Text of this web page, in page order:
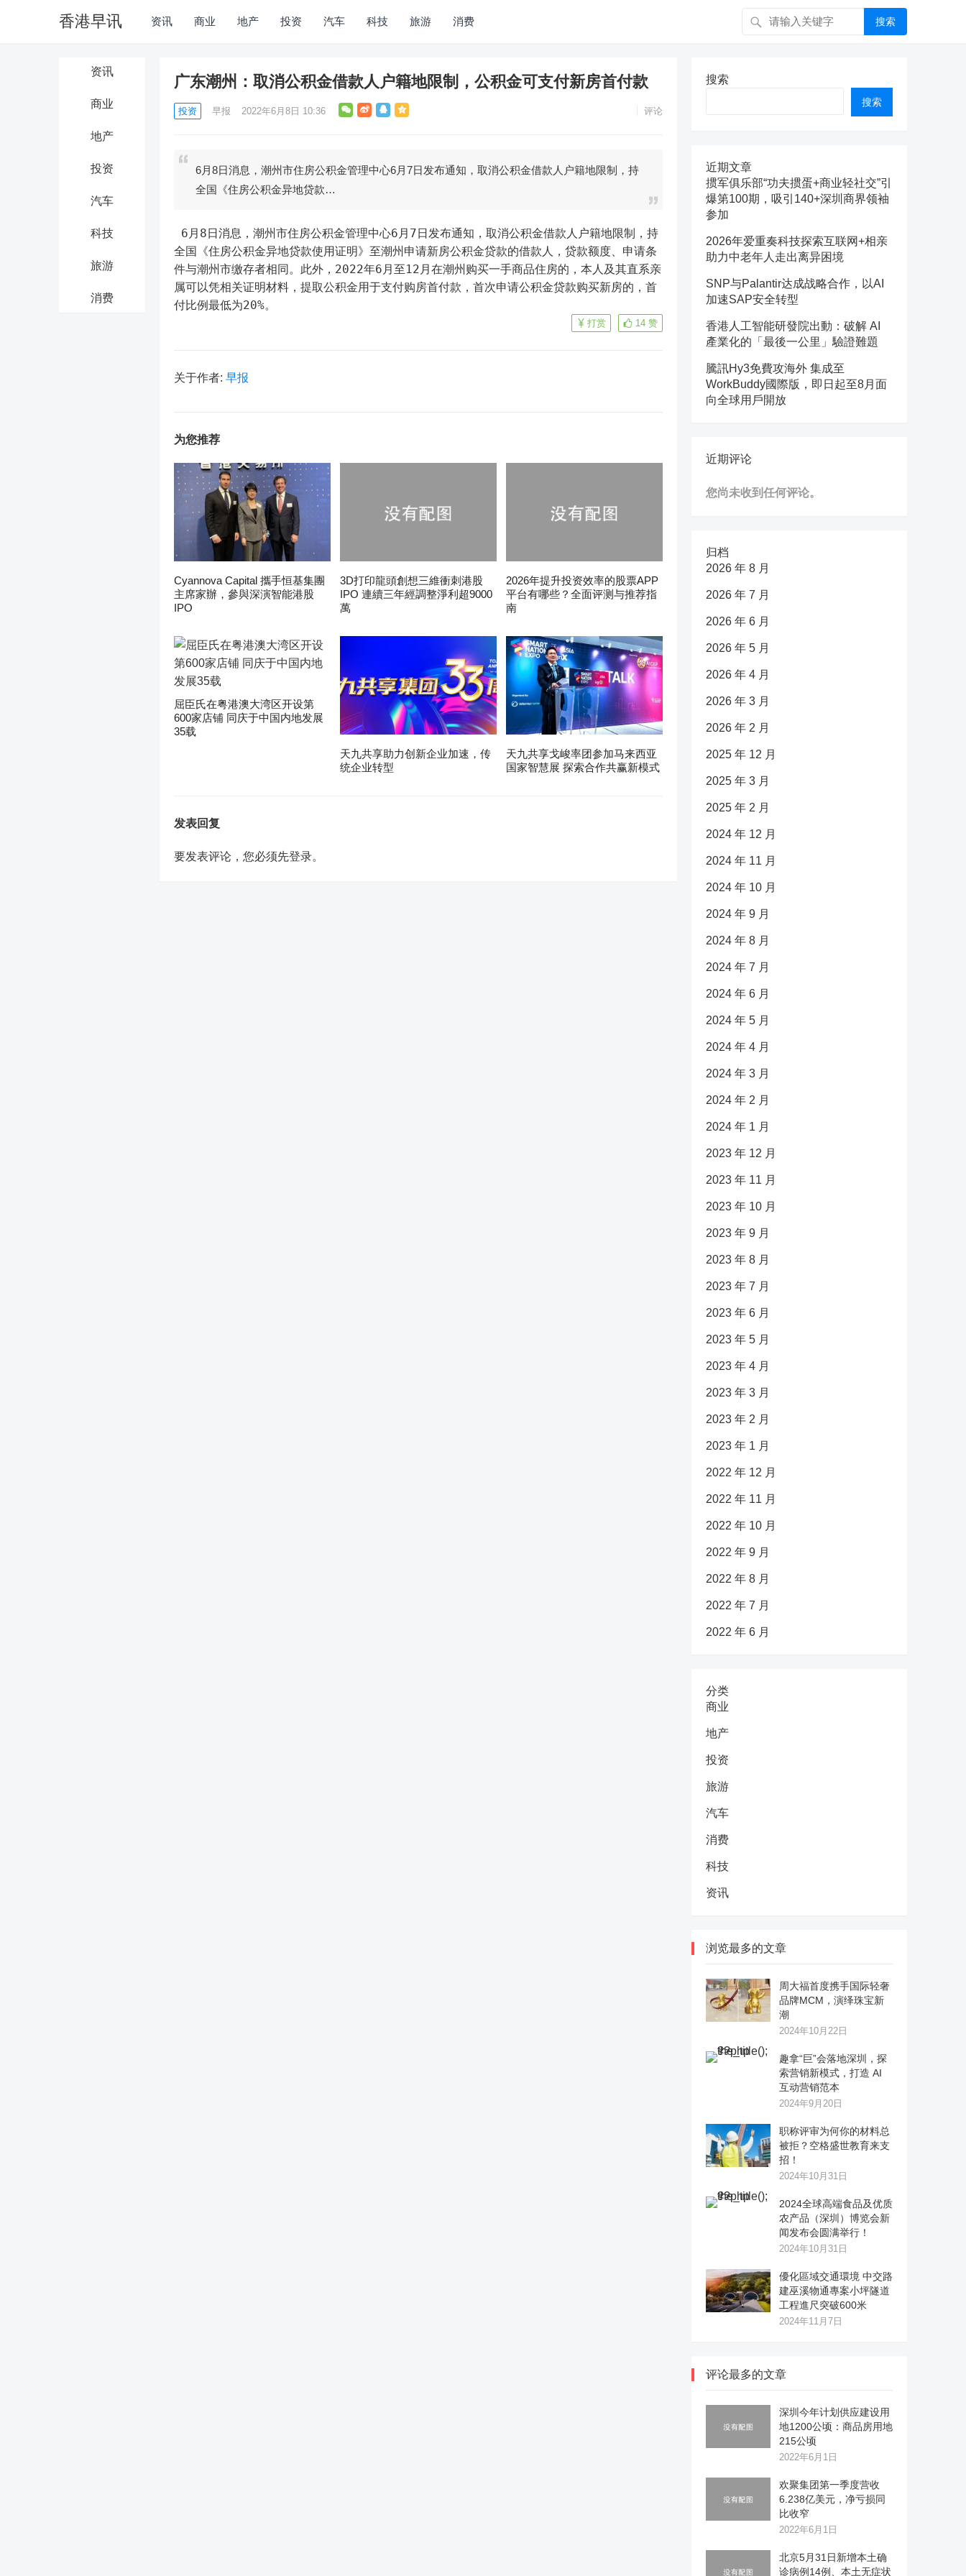
香港早讯 资讯 商业 地产 投资 汽车 科技 旅游 消费 搜索
资讯
商业
地产
投资
汽车
科技
旅游
消费
广东潮州：取消公积金借款人户籍地限制，公积金可支付新房首付款
投资 早报 2022年6月8日 10:36 评论
6月8日消息，潮州市住房公积金管理中心6月7日发布通知，取消公积金借款人户籍地限制，持
全国《住房公积金异地贷款…
全国《住房公积金异地贷款使用证明》至潮州申请新房公积金贷款的借款人，贷款额度、申请条
件与潮州市缴存者相同。此外，2022年6月至12月在潮州购买一手商品住房的，本人及其直系亲
属可以凭相关证明材料，提取公积金用于支付购房首付款，首次申请公积金贷款购买新房的，首
付比例最低为20%。
14 赞
打赏
关于作者: 早报
为您推荐
Cyannova Capital 攜手恒基集團
主席家辦，參與深演智能港股
IPO
3D打印龍頭創想三維衝刺港股
IPO 連續三年經調整淨利超9000
萬
2026年提升投资效率的股票APP
平台有哪些？全面评测与推荐指
南
屈臣氏在粤港澳大湾区开设第
600家店铺 同庆于中国内地发展
35载
天九共享助力创新企业加速，传
统企业转型
天九共享戈峻率团参加马来西亚
国家智慧展 探索合作共赢新模式
发表回复
要发表评论，您必须先登录。
搜索
搜索
近期文章
掼军俱乐部“功夫掼蛋+商业轻社交”引
爆第100期，吸引140+深圳商界领袖
参加
2026年爱重奏科技探索互联网+相亲
助力中老年人走出离异困境
SNP与Palantir达成战略合作，以AI
加速SAP安全转型
香港人工智能研發院出動：破解 AI
產業化的「最後一公里」驗證難題
騰訊Hy3免費攻海外 集成至
WorkBuddy國際版，即日起至8月面
向全球用戶開放
近期评论
您尚未收到任何评论。
归档
2026 年 8 月
2026 年 7 月
2026 年 6 月
2026 年 5 月
2026 年 4 月
2026 年 3 月
2026 年 2 月
2025 年 12 月
2025 年 3 月
2025 年 2 月
2024 年 12 月
2024 年 11 月
2024 年 10 月
2024 年 9 月
2024 年 8 月
2024 年 7 月
2024 年 6 月
2024 年 5 月
2024 年 4 月
2024 年 3 月
2024 年 2 月
2024 年 1 月
2023 年 12 月
2023 年 11 月
2023 年 10 月
2023 年 9 月
2023 年 8 月
2023 年 7 月
2023 年 6 月
2023 年 5 月
2023 年 4 月
2023 年 3 月
2023 年 2 月
2023 年 1 月
2022 年 12 月
2022 年 11 月
2022 年 10 月
2022 年 9 月
2022 年 8 月
2022 年 7 月
2022 年 6 月
分类
商业
地产
投资
旅游
汽车
消费
科技
资讯
浏览最多的文章
周大福首度携手国际轻奢
品牌MCM，演绎珠宝新
潮
2024年10月22日
趣拿“巨”会落地深圳，探
索营销新模式，打造 AI
互动营销范本
2024年9月20日
职称评审为何你的材料总
被拒？空格盛世教育来支
招！
2024年10月31日
2024全球高端食品及优质
农产品（深圳）博览会新
闻发布会圆满举行！
2024年10月31日
優化區域交通環境 中交路
建巫溪物通專案小坪隧道
工程進尺突破600米
2024年11月7日
评论最多的文章
深圳今年计划供应建设用
地1200公顷：商品房用地
215公顷
2022年6月1日
欢聚集团第一季度营收
6.238亿美元，净亏损同
比收窄
2022年6月1日
北京5月31日新增本土确
诊病例14例、本土无症状